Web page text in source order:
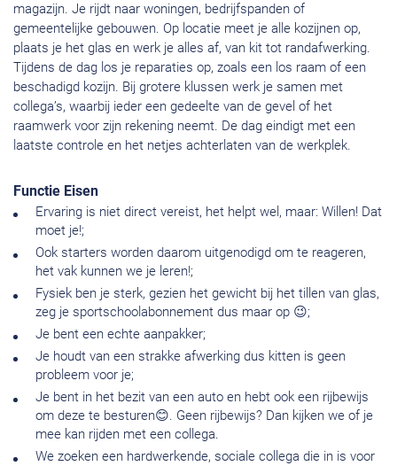
magazijn. Je rijdt naar woningen, bedrijfspanden of
gemeentelijke gebouwen. Op locatie meet je alle kozijnen op,
plaats je het glas en werk je alles af, van kit tot randafwerking.
Tijdens de dag los je reparaties op, zoals een los raam of een
beschadigd kozijn. Bij grotere klussen werk je samen met
collega’s, waarbij ieder een gedeelte van de gevel of het
raamwerk voor zijn rekening neemt. De dag eindigt met een
laatste controle en het netjes achterlaten van de werkplek.
Functie Eisen
Ervaring is niet direct vereist, het helpt wel, maar: Willen! Dat
moet je!;
Ook starters worden daarom uitgenodigd om te reageren,
het vak kunnen we je leren!;
Fysiek ben je sterk, gezien het gewicht bij het tillen van glas,
zeg je sportschoolabonnement dus maar op 😉;
Je bent een echte aanpakker;
Je houdt van een strakke afwerking dus kitten is geen
probleem voor je;
Je bent in het bezit van een auto en hebt ook een rijbewijs
om deze te besturen😊. Geen rijbewijs? Dan kijken we of je
mee kan rijden met een collega.
We zoeken een hardwerkende, sociale collega die in is voor